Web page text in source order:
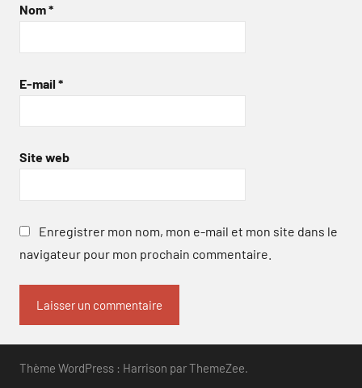
Nom*
E-mail *
Site web
Enregistrer mon nom, mon e-mail et mon site dans le
navigateur pour mon prochain commentaire.
Thème WordPress : Harrison par ThemeZee.